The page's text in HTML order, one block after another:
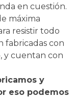
en cuestión.
máxima
resistir todo
fabricadas con
y cuentan con
y
eso podemos